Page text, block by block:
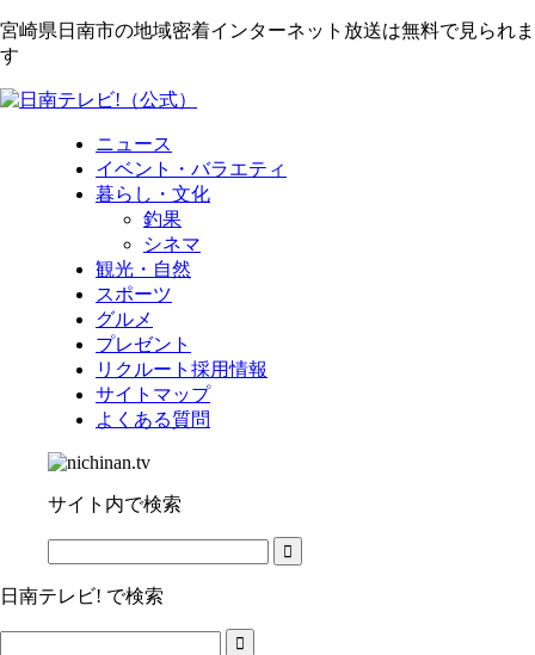
宮崎県日南市の地域密着インターネット放送は無料で見られま
す
ニュース
イベント・バラエティ
暮らし・文化
釣果
シネマ
観光・自然
スポーツ
グルメ
プレゼント
リクルート採用情報
サイトマップ
よくある質問
サイト内で検索
日南テレビ! で検索